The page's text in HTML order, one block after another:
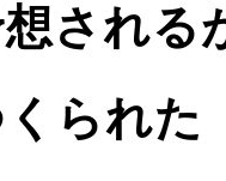
想され
くられ